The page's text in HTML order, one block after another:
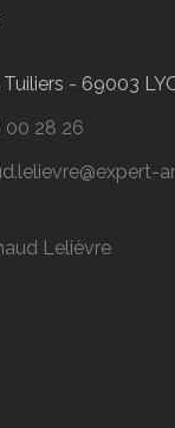
- 69003
00 28 26
Lelièvre